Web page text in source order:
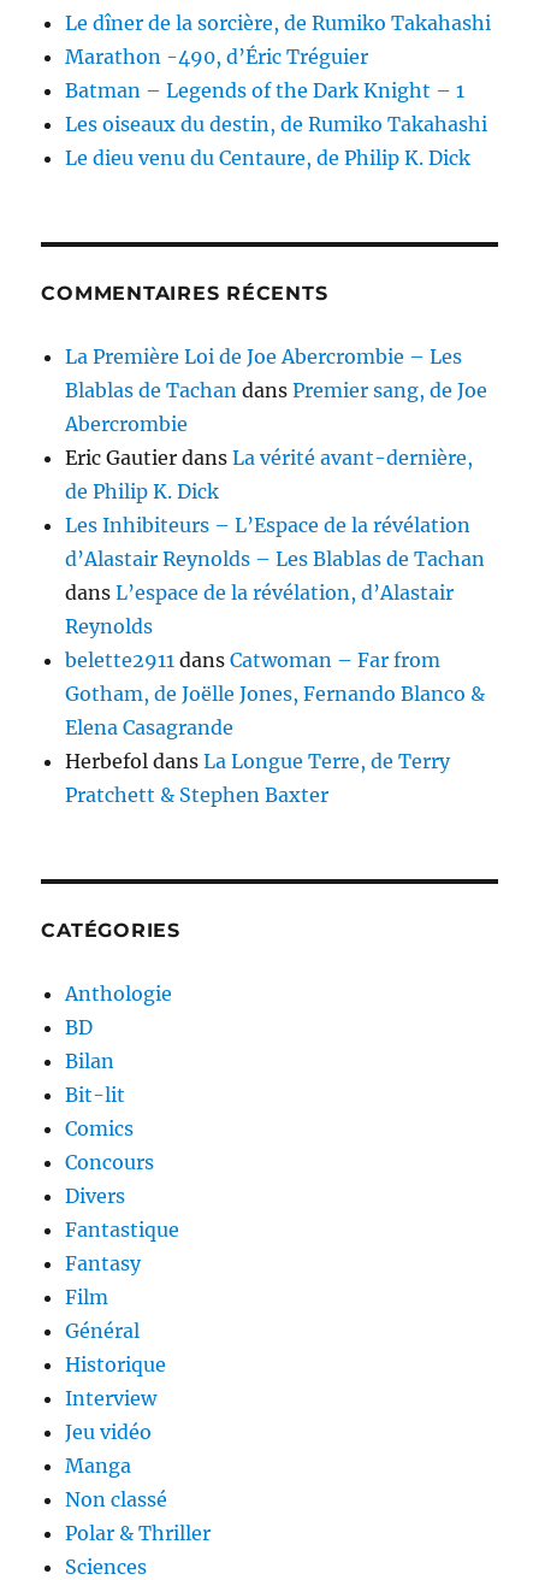
Le dîner de la sorcière, de Rumiko Takahashi
Marathon -490, d’Éric Tréguier
Batman – Legends of the Dark Knight – 1
Les oiseaux du destin, de Rumiko Takahashi
Le dieu venu du Centaure, de Philip K. Dick
COMMENTAIRES RÉCENTS
La Première Loi de Joe Abercrombie – Les
Blablas de Tachan dansPremier sang, de Joe
Abercrombie
Eric Gautier dansLa vérité avant-dernière,
de Philip K. Dick
Les Inhibiteurs – L’Espace de la révélation
d’Alastair Reynolds – Les Blablas de Tachan
dansL’espace de la révélation, d’Alastair
Reynolds
belette2911 dansCatwoman – Far from
Gotham, de Joëlle Jones, Fernando Blanco &
Elena Casagrande
Herbefol dansLa Longue Terre, de Terry
Pratchett & Stephen Baxter
CATÉGORIES
Anthologie
BD
Bilan
Bit-lit
Comics
Concours
Divers
Fantastique
Fantasy
Film
Général
Historique
Interview
Jeu vidéo
Manga
Non classé
Polar & Thriller
Sciences